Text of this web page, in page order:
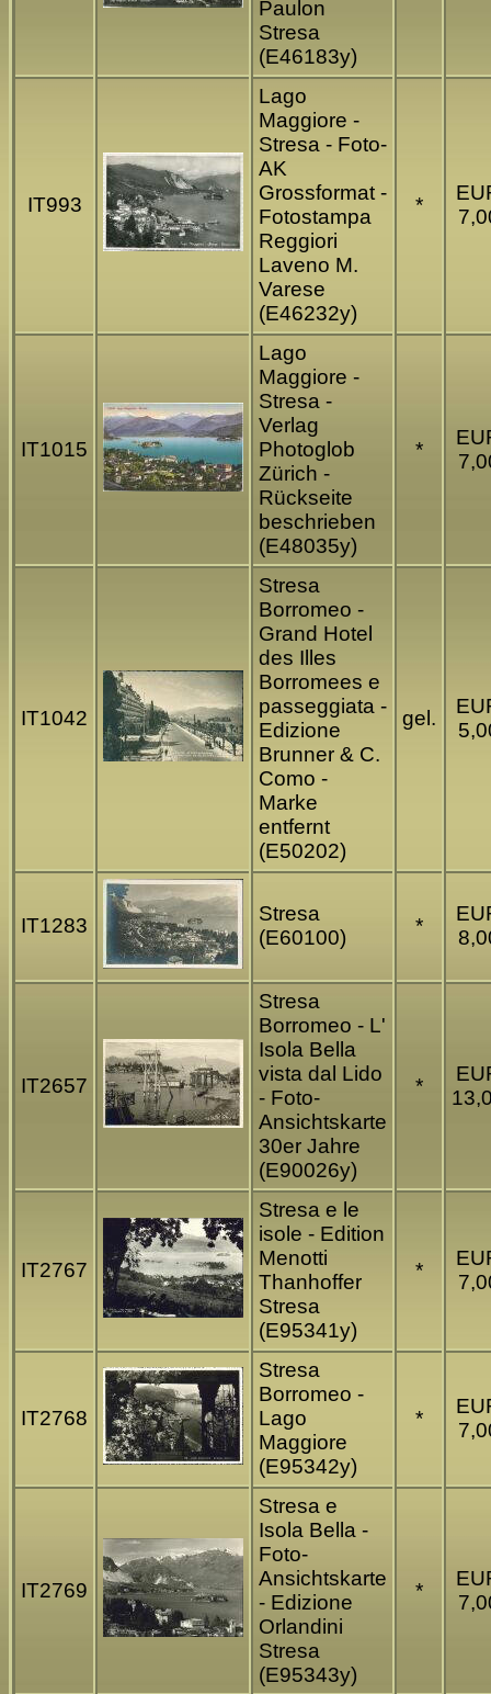
Paulon
Stresa
(E46183y)
IT993
Lago
Maggiore -
Stresa - Foto-
AK
Grossformat -
Fotostampa
Reggiori
Laveno M.
Varese
(E46232y)
*
IT1015
Lago
Maggiore -
Stresa -
Verlag
Photoglob
Zürich -
Rückseite
beschrieben
(E48035y)
*
IT1042
Stresa
Borromeo -
Grand Hotel
des Illes
Borromees e
passeggiata -
Edizione
Brunner & C.
Como -
Marke
entfernt
(E50202)
gel.
IT1283
Stresa
(E60100)
*
IT2657
Stresa
Borromeo - L'
Isola Bella
vista dal Lido
- Foto-
Ansichtskarte
30er Jahre
(E90026y)
*
IT2767
Stresa e le
isole - Edition
Menotti
Thanhoffer
Stresa
(E95341y)
*
IT2768
Stresa
Borromeo -
Lago
Maggiore
(E95342y)
*
IT2769
Stresa e
Isola Bella -
Foto-
Ansichtskarte
- Edizione
Orlandini
Stresa
(E95343y)
*